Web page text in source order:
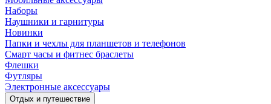
Наборы
Наушники и гарнитуры
Новинки
Папки и чехлы для планшетов и телефонов
Смарт часы и фитнес браслеты
Флешки
Футляры
Электронные аксессуары
Отдых и путешествие